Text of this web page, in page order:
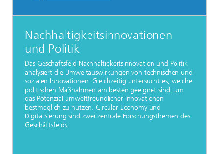
Nachhaltigkeitsinnovationen
und Politik
Das Geschäftsfeld Nachhaltigkeitsinnovation und Politik
analysiert die Umweltauswirkungen von technischen und
sozialen Innovationen. Gleichzeitig untersucht es, welche
politischen Maßnahmen am besten geeignet sind, um
das Potenzial umweltfreundlicher Innovationen
bestmöglich zu nutzen. Circular Economy und
Digitalisierung sind zwei zentrale Forschungsthemen des
Geschäftsfelds.